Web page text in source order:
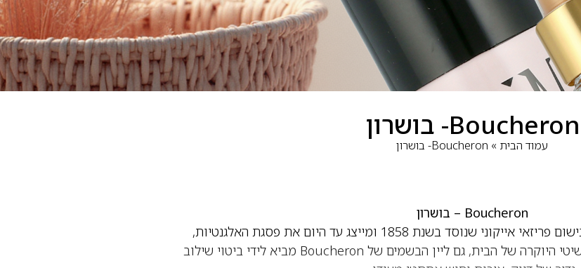
Boucheron- בושרון
עמוד הבית » Boucheron- בושרון
Boucheron – בושרון
הוא בית תכשיטים ובישום פריזאי אייקוני שנוסד בשנת 1858 ומייצג עד היום את פסגת האלגנטיות,
היוקרה והאמנות הצרפתית. כמו תכשיטי היוקרה של הבית, גם ליין הבשמים של Boucheron מביא לידי ביטוי שילוב